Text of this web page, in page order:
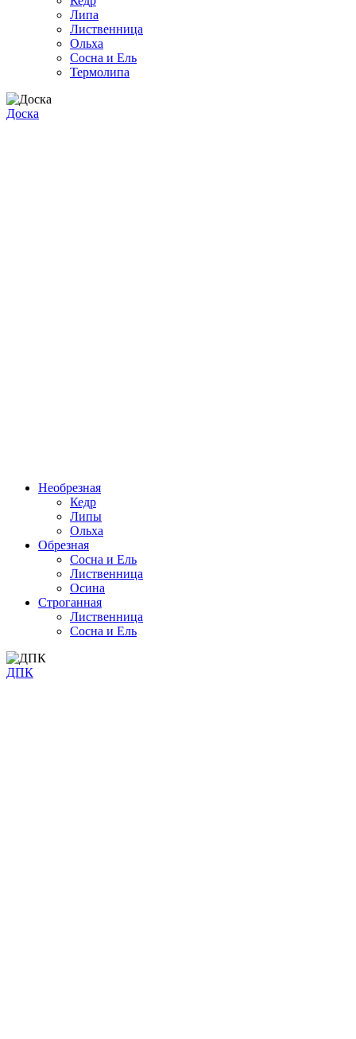
Липа
Лиственница
Ольха
Сосна и Ель
Термолипа
Доска
Необрезная
Кедр
Липы
Ольха
Обрезная
Cосна и Ель
Лиственница
Осина
Строганная
Лиственница
Сосна и Ель
ДПК